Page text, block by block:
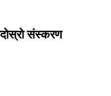
संस्करण